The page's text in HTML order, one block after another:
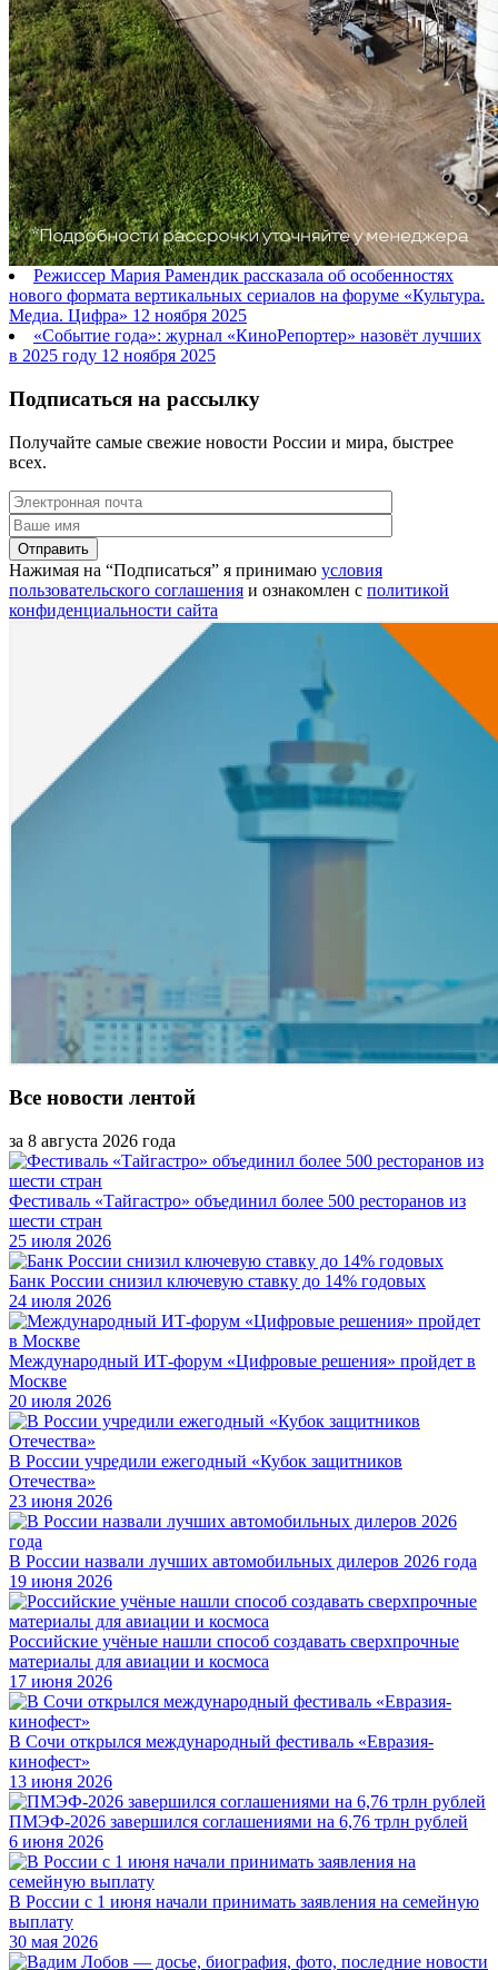
Режиссер Мария Рамендик рассказала об особенностях
нового формата вертикальных сериалов на форуме «Культура.
Медиа. Цифра» 12 ноября 2025
«Событие года»: журнал «КиноРепортер» назовёт лучших
в 2025 году 12 ноября 2025
Подписаться на рассылку
Получайте самые свежие новости России и мира, быстрее
всех.
Нажимая на “Подписаться” я принимаю условия
пользовательского соглашения и ознакомлен с политикой
конфиденциальности сайта
Все новости лентой
за 8 августа 2026 года
Фестиваль «Тайгастро» объединил более 500 ресторанов из
шести стран
25 июля 2026
Банк России снизил ключевую ставку до 14% годовых
24 июля 2026
Международный ИТ-форум «Цифровые решения» пройдет в
Москве
20 июля 2026
В России учредили ежегодный «Кубок защитников
Отечества»
23 июня 2026
В России назвали лучших автомобильных дилеров 2026 года
19 июня 2026
Российские учёные нашли способ создавать сверхпрочные
материалы для авиации и космоса
17 июня 2026
В Сочи открылся международный фестиваль «Евразия-
кинофест»
13 июня 2026
ПМЭФ-2026 завершился соглашениями на 6,76 трлн рублей
6 июня 2026
В России с 1 июня начали принимать заявления на семейную
выплату
30 мая 2026